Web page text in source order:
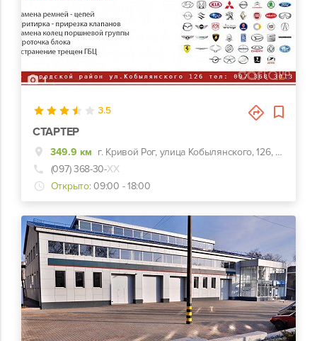
1
3.5
СТАРТЕР
349.9 км
г. Кривой Рог, улица Кобылянского, 126, рядом с Мультиплексом
(097) 368-30-ХХ
Открыто: 09:00 - 18:00